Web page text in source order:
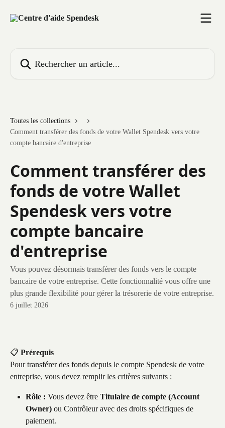
Toutes les collections
Comment transférer des fonds de votre Wallet Spendesk vers votre
compte bancaire d'entreprise
Comment transférer des
fonds de votre Wallet
Spendesk vers votre
compte bancaire
d'entreprise
Vous pouvez désormais transférer des fonds vers le compte
bancaire de votre entreprise. Cette fonctionnalité vous offre une
plus grande flexibilité pour gérer la trésorerie de votre entreprise.
6 juillet 2026
📋 Prérequis
Pour transférer des fonds depuis le compte Spendesk de votre
entreprise, vous devez remplir les critères suivants :
Rôle : Vous devez être Titulaire de compte (Account
Owner) ou Contrôleur avec des droits spécifiques de
paiement.